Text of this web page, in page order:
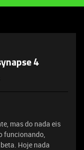
4
mas do nada eis
funcionando,
Hoje nada